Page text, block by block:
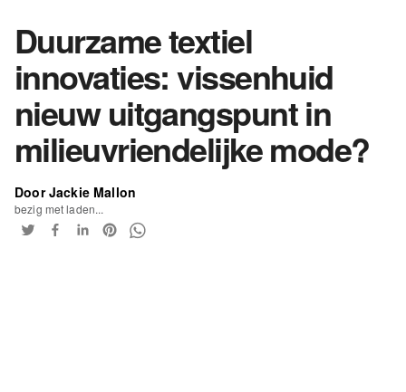
Duurzame textiel
innovaties: vissenhuid
nieuw uitgangspunt in
milieuvriendelijke mode?
Door Jackie Mallon
bezig met laden...